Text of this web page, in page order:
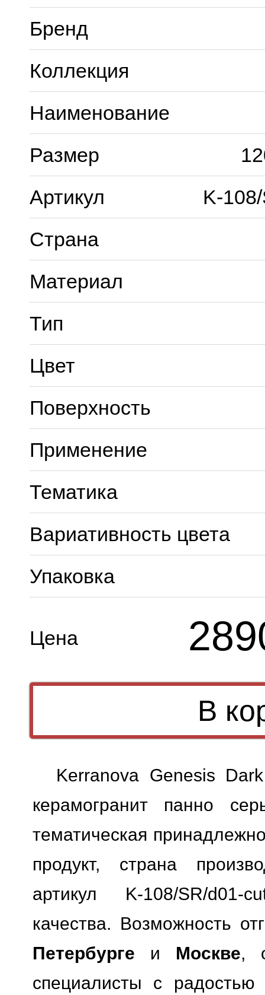
Бренд
Коллекция
Наименование
Размер
Артикул
K-
Страна
Материал
Тип
Цвет
Поверхность
Применение
Тематика
Вариативность цвета
Упаковка
Цена
Kerranova Genesis
керамогранит панно
тематическая
продукт, страна
артикул K-108/SR/d01-
качества. Возможность
Петербурге и Москве,
специалисты с радостью